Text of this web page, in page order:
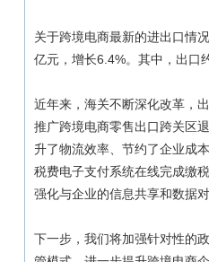
关于跨境电商最新的进出口情
亿元，增长6.4%。其中，出口
近年来，海关不断深化改革，
推广跨境电商零售出口跨关区
升了物流效率、节约了企业成
税费电子支付系统在线完成缴
强化与企业的信息共享和数据
下一步，我们将加强针对性的